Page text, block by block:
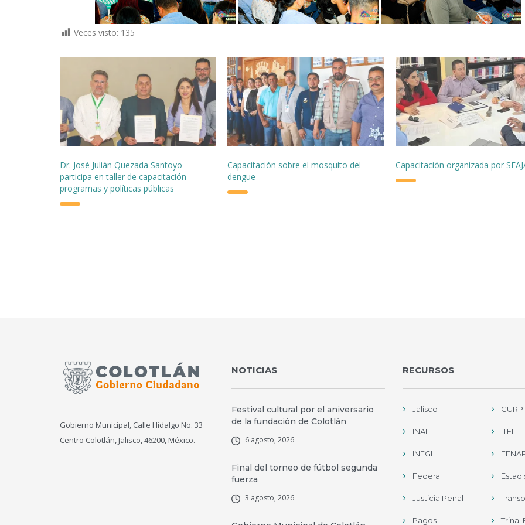
Veces visto: 135
Dr. José Julián Quezada Santoyo
participa en taller de capacitación
programas y políticas públicas
Capacitación sobre el mosquito del
dengue
Capacitación organizada por
Gobierno Municipal, Calle Hidalgo No. 33
Centro Colotlán, Jalisco, 46200, México.
NOTICIAS
Festival cultural por el aniversario
de la fundación de Colotlán
6 agosto, 2026
Final del torneo de fútbol segunda
fuerza
3 agosto, 2026
RECURSOS
Jalisco CURP
INAI ITEI
INEGI
Federal
Justicia Penal
Pagos Trinal